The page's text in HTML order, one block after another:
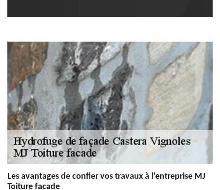
Les avantages de confier vos travaux à l'entreprise MJ
Toiture facade